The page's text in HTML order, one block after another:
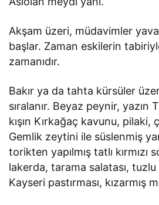
Akşam üzeri, müdavimler
başlar. Zaman eskilerin
zamanıdır.
Bakır ya da tahta kürsüler
sıralanır. Beyaz peynir, yazın
kışın Kırkağaç kavunu,
Gemlik zeytini ile süslenmiş
torikten yapılmış tatlı kırmızı
lakerda, tarama salatası,
Kayseri pastırması, kızarmış